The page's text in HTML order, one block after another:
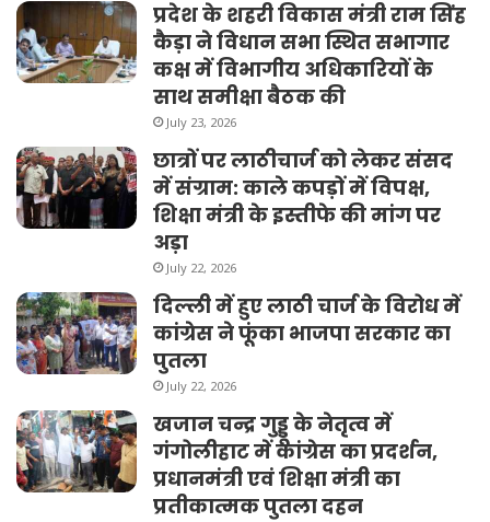
प्रदेश के शहरी विकास मंत्री राम सिंह
कैड़ा ने विधान सभा स्थित सभागार
कक्ष में विभागीय अधिकारियों के
साथ समीक्षा बैठक की
July 23, 2026
छात्रों पर लाठीचार्ज को लेकर संसद
में संग्राम: काले कपड़ों में विपक्ष,
शिक्षा मंत्री के इस्तीफे की मांग पर
अड़ा
July 22, 2026
दिल्ली में हुए लाठी चार्ज के विरोध में
कांग्रेस ने फूंका भाजपा सरकार का
पुतला
July 22, 2026
खजान चन्द्र गुड्डू के नेतृत्व में
गंगोलीहाट में कांग्रेस का प्रदर्शन,
प्रधानमंत्री एवं शिक्षा मंत्री का
प्रतीकात्मक पुतला दहन